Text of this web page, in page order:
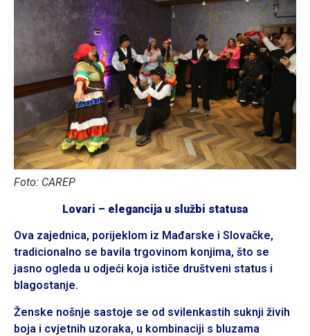
Foto: CAREP
Lovari – elegancija u službi statusa
Ova zajednica, porijeklom iz Mađarske i Slovačke,
tradicionalno se bavila trgovinom konjima, što se
jasno ogleda u odjeći koja ističe društveni status i
blagostanje.
Ženske nošnje sastoje se od svilenkastih suknji živih
boja i cvjetnih uzoraka, u kombinaciji s bluzama